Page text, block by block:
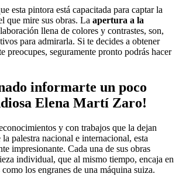
esta pintora está capacitada para captar la
que mire sus obras. La apertura a la
llena de colores y contrastes, son,
para admirarla. Si te decides a obtener
preocupes, seguramente pronto podrás hacer
informarte un poco
Elena Martí Zaro!
y con trabajos que la dejan
palestra nacional e internacional, esta
impresionante. Cada una de sus obras
individual, que al mismo tiempo, encaja en
los engranes de una máquina suiza.